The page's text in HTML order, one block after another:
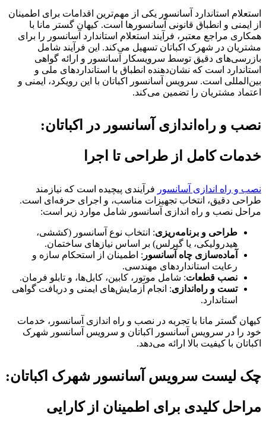
استعلام استاندارد آسانسور یکی از مهم‌ترین اقدامات برای اطمینان
از ایمنی و انطباق قانونی آسانسورها است. کیهان گستر مانا با
همکاری مراجع معتبر، فرآیند استعلام استاندارد آسانسور را برای
مشتریان در شهرک اکباتان تسهیل می‌کند. این فرآیند شامل
بازرسی‌های دقیق توسط سرویسکار آسانسور و ارائه گواهی
استاندارد است که نشان‌دهنده انطباق با استانداردهای ملی و
بین‌المللی است. سرویس آسانسور اکباتان با این رویکرد، ایمنی و
اعتماد مشتریان را تضمین می‌کند.
نصب و راه‌اندازی آسانسور در اکباتان:
خدمات کامل از طراحی تا اجرا
نصب و راه اندازی آسانسور فرآیندی پیچیده است که نیازمند
طراحی دقیق، انتخاب تجهیزات مناسب، و اجرای حرفه‌ای است.
مراحل نصب و راه اندازی آسانسور شامل موارد زیر است:
طراحی و برنامه‌ریزی: انتخاب نوع آسانسور (کششی،
هیدرولیکی، یا گیرلس) بر اساس نیازهای ساختمان.
آماده‌سازی چاه آسانسور : اطمینان از استحکام سازه و
رعایت استانداردهای مهندسی.
نصب قطعات: شامل موتور، کابین، کابل‌ها، و تابلو فرمان.
تست و راه‌اندازی: انجام آزمایش‌های ایمنی و دریافت گواهی
استاندارد.
کیهان گستر مانا با تجربه در نصب و راه اندازی آسانسور، خدمات
خود را در سرویس آسانسور اکباتان و سرویس آسانسور شهرک
اکباتان با کیفیت بالا ارائه می‌دهد.
چک لیست سرویس آسانسور شهرک اکباتان:
مراحل کلیدی برای اطمینان از کارایی